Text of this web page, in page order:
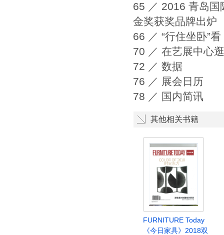
65 ／ 2016 青岛国
金奖获奖品牌出炉
66 ／ “行住坐卧”
70 ／ 在艺展中心
72 ／ 数据
76 ／ 展会日历
78 ／ 国内简讯
其他相关书籍
FURNITURE Today
《今日家具》2018双